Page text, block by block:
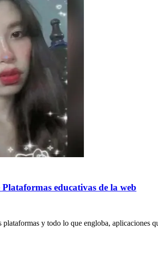
educativas de la web
plataformas y todo lo que engloba, aplicaciones